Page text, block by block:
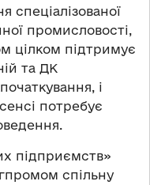
спеціалізованої
промисловості,
цілком підтримує
та ДК
і
потребує
підприємств»
спільну